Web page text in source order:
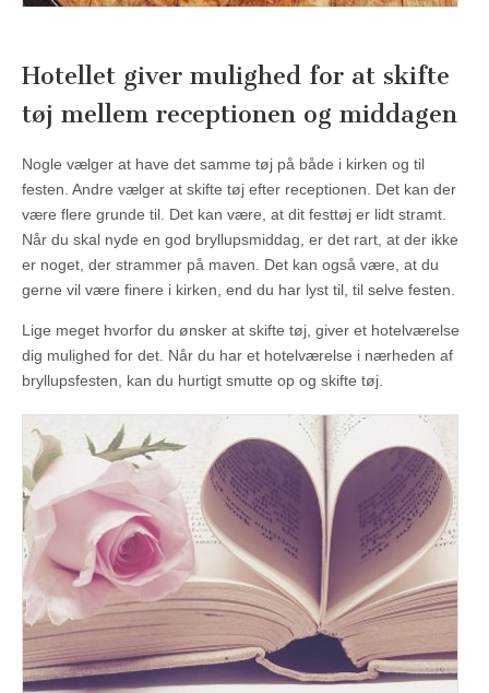
Hotellet giver mulighed for at skifte
tøj mellem receptionen og middagen
Nogle vælger at have det samme tøj på både i kirken og til
festen. Andre vælger at skifte tøj efter receptionen. Det kan der
være flere grunde til. Det kan være, at dit festtøj er lidt stramt.
Når du skal nyde en god bryllupsmiddag, er det rart, at der ikke
er noget, der strammer på maven. Det kan også være, at du
gerne vil være finere i kirken, end du har lyst til, til selve festen.
Lige meget hvorfor du ønsker at skifte tøj, giver et hotelværelse
dig mulighed for det. Når du har et hotelværelse i nærheden af
bryllupsfesten, kan du hurtigt smutte op og skifte tøj.